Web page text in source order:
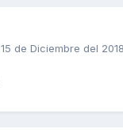
15 de Diciembre del 2018